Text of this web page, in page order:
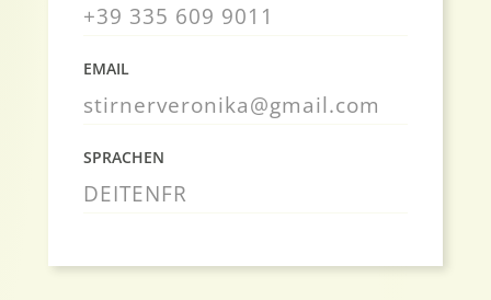
+39 335 609 9011
EMAIL
stirnerveronika@gmail.com
SPRACHEN
DEITENFR